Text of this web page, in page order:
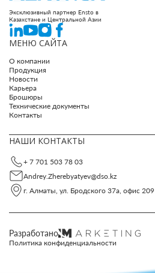
Эксклюзивный партнер Ensto в
Казахстане и Центральной Азии
МЕНЮ САЙТА
О компании
Продукция
Новости
Карьера
Брошюры
Технические документы
Контакты
НАШИ КОНТАКТЫ
+ 7 701 503 78 03
Andrey.Zherebyatyev@dso.kz
г. Алматы, ул. Бродского 37а, офис 209
Разработано
Политика конфиденциальности